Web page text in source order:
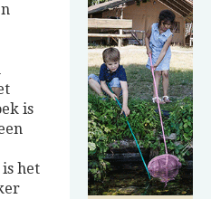
is
het